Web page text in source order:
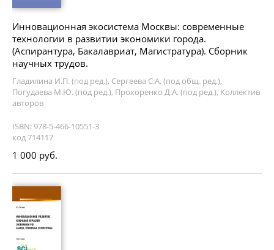
Инновационная экосистема Москвы: современные
технологии в развитии экономики города.
(Аспирантура, Бакалавриат, Магистратура). Сборник
научных трудов.
Гладилина И.П. (под ред.), Сергеева С.А. (под общ. ред.),
Погудаева М.Ю. (под ред.), Прохоренко Д.А. (под ред.), Коллектив
авторов
ISBN: 978-5-466-10551-3
код 714117
1 000 руб.